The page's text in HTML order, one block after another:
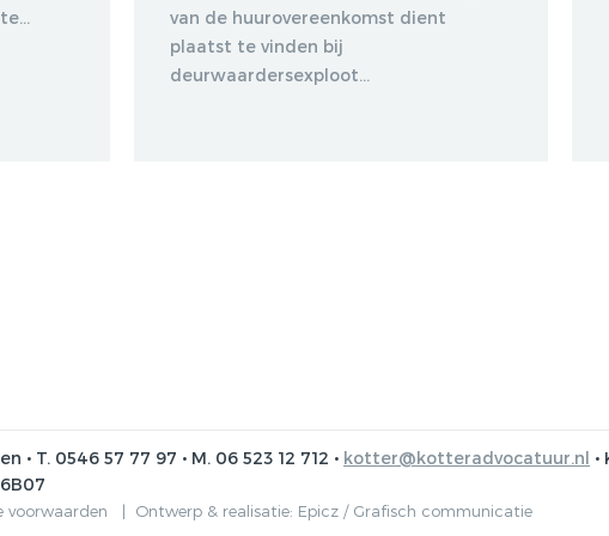
van de huurovereenkomst dient
plaatst te vinden bij
deurwaardersexploot...
• T. 0546 57 77 97 • M. 06 523 12 712 • kotter@kotteradvocatuur.nl •
voorwaarden | Ontwerp & realisatie: Epicz / Grafisch communicatie